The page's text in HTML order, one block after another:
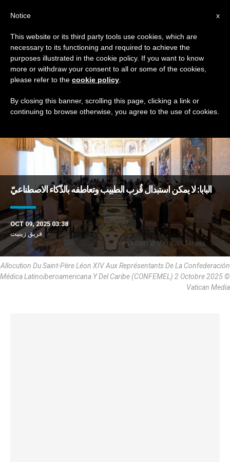
TAG
Posts Tagged ‘العلاج’
DERNIÈRES NOUVELLES
البابا: لا يمكن استبدال قُرب الطبيب وتعاطفه بالذّكاء الاصطناعيّ
OCT 09, 2025 03:38
فريق زينيت
Allocution Du Saint-Père Léon XIV Aux Représentants De La Confederación
Médica Latinoiberoamericana Y Del Caribe (CONFEMEL) 2 Octobre 2025 ©
Vatican Media
x
Notice
This website or its third party tools use cookies, which are
necessary to its functioning and required to achieve the
purposes illustrated in the cookie policy. If you want to know
more or withdraw your consent to all or some of the cookies,
please refer to the cookie policy
By closing this banner, scrolling this page, clicking a link or
continuing to browse otherwise, you agree to the use of cookies.